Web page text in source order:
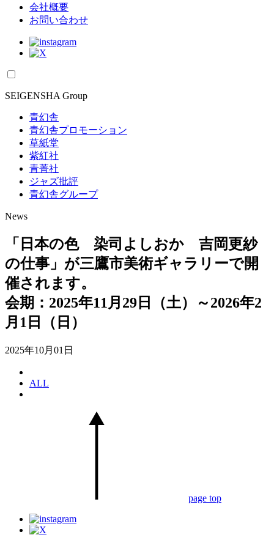
会社概要
お問い合わせ
SEIGENSHA Group
青幻舎
青幻舎プロモーション
草紙堂
紫紅社
青菁社
ジャズ批評
青幻舎グループ
News
「日本の色 染司よしおか 吉岡更紗
の仕事」が三鷹市美術ギャラリーで開
催されます。
会期：2025年11月29日（土）～2026年2
月1日（日）
2025年10月01日
ALL
page top